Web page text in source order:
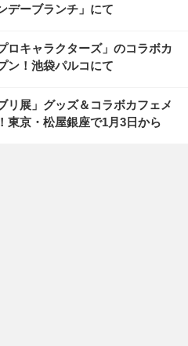
デーブランチ」にて
ロキャラクターズ」のコラボカ
ン！池袋パルコにて
リ展」グッズ＆コラボカフェメ
東京・松屋銀座で1月3日から